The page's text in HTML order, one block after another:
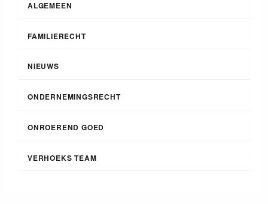
ALGEMEEN
FAMILIERECHT
NIEUWS
ONDERNEMINGSRECHT
ONROEREND GOED
VERHOEKS TEAM